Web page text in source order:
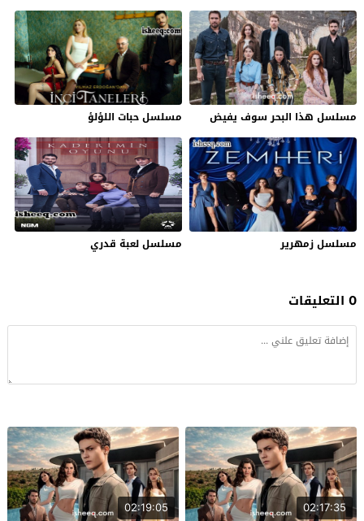
مسلسل هذا البحر سوف يفيض مسلسل حبات اللؤلؤ
مسلسل زمهرير مسلسل لعبة قدري
0 التعليقات
02:17:35
02:19:05